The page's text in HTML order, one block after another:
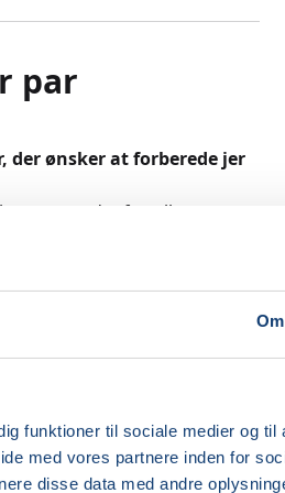
Om
funktioner til sociale medier og til
med vores partnere inden for
disse data med andre
par
der ønsker at forberede jer
prøvet det før, eller om
Samtidig har I garanteret
fødsel kommer til at
varer 2 timer og
til fødslen, så I